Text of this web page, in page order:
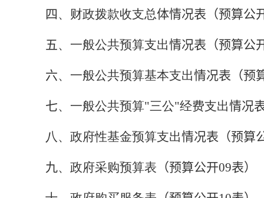
四、财政拨款收支总体情况表（预算公
五、一般公共预算支出情况表（预算公
六、一般公共预算基本支出情况表（预
七、一般公共预算"三公"经费支出情况
八、政府性基金预算支出情况表（预算
九、政府采购预算表 （预算公开09表）